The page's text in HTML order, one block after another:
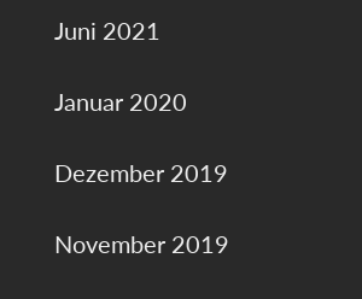
Juni 2021
Januar 2020
Dezember 2019
November 2019